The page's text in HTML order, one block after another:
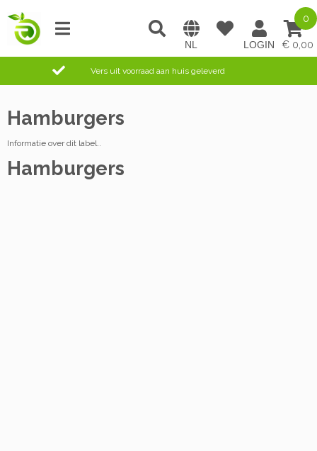
0,00
0
Vers uit voorraad aan huis geleverd
Hamburgers
Informatie over dit label..
Hamburgers